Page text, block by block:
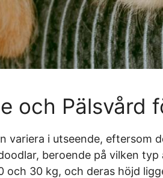
och Pälsvård
variera i utseende, eftersom
beroende på vilken
och 30 kg, och deras höjd